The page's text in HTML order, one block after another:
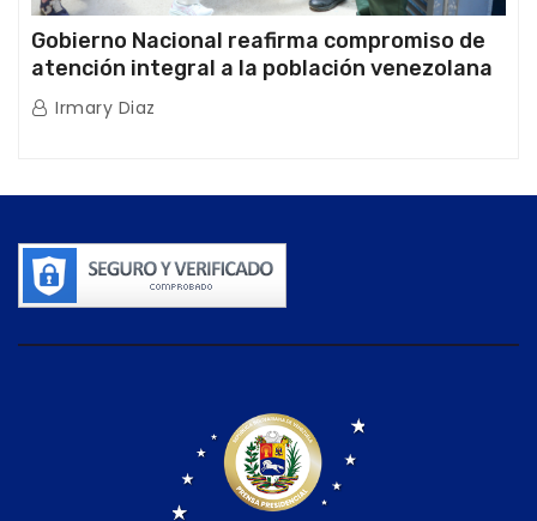
Gobierno Nacional reafirma compromiso de
atención integral a la población venezolana
tras doblete sísmico
Irmary Diaz